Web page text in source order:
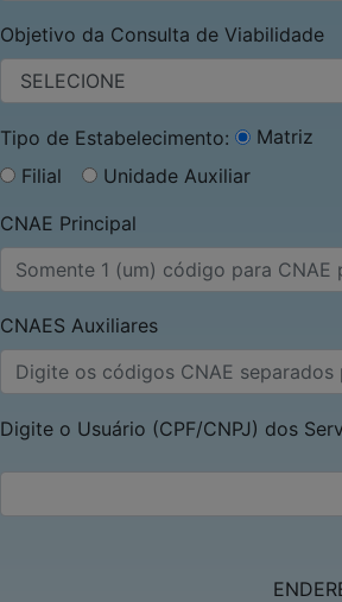
Objetivo da Consulta de Viabilidade
Tipo de Estabelecimento:
Matriz
Filial
Unidade Auxiliar
CNAE Principal
CNAES Auxiliares
Digite o Usuário (CPF/CNPJ) dos